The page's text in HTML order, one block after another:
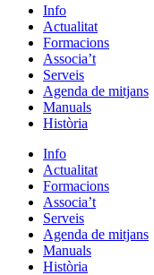
Info
Actualitat
Formacions
Associa’t
Serveis
Agenda de mitjans
Manuals
Història
Info
Actualitat
Formacions
Associa’t
Serveis
Agenda de mitjans
Manuals
Història